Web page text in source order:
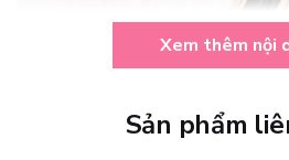
Catrice là một thương hiệu mỹ phẩm
Xem thêm nội
Sản phẩm